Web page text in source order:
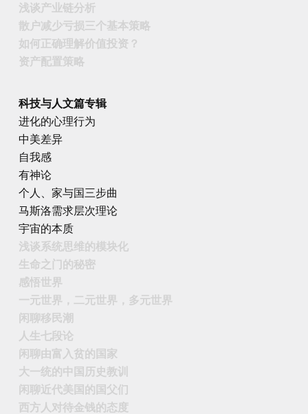
浅谈产业链分析
散户减少亏损三个基本策略
如何正确理解价值投资？
资产配置策略
科技与人文篇专辑
进化的心理行为
中美差异
自我感
有神论
个人、家与国三步曲
马斯洛需求层次理论
宇宙的本质
浅谈系统思维的模块化
生命之门的秘密
感悟世界
一元世界，二元世界，多元世界
闲聊移民潮
人生七段论
闲聊由富入贫的国家
大一统的中国历史教训
闲聊近代美国的国父们
西方人对待金钱的态度